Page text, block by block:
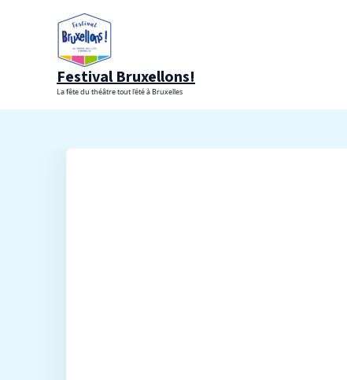
Festival Bruxellons!
La fête du théâtre tout l'été à Bruxelles